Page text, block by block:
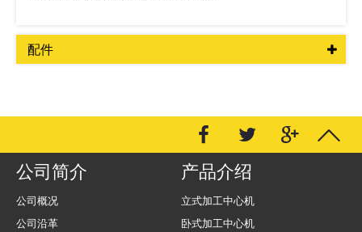
配件
公司简介
公司概况
公司沿革
产品介绍
立式加工中心机
卧式加工中心机